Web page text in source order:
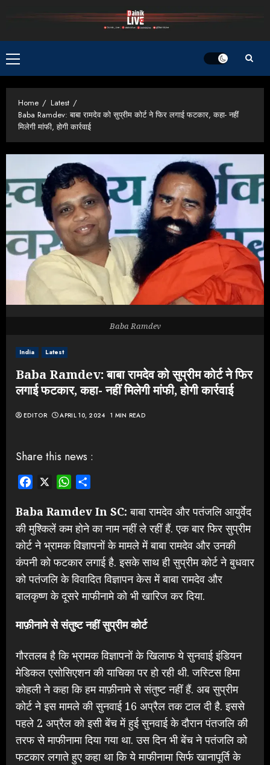
Primary
Menu
Home
Latest
Baba Ramdev: बाबा रामदेव को सुप्रीम कोर्ट ने फिर लगाई फटकार, कहा- नहीं
मिलेगी मांफी, होगी कार्रवाई
India Latest
Baba Ramdev: बाबा रामदेव को सुप्रीम कोर्ट ने फिर
लगाई फटकार, कहा- नहीं मिलेगी मांफी, होगी कार्रवाई
EDITOR APRIL 10, 2024 1 MIN READ
Baba Ramdev
Share this news :
Facebook WhatsApp
Baba Ramdev In SC:बाबा रामदेव और पतंजलि आयुर्वेद
की मुश्किलें कम होने का नाम नहीं ले रहीं हैं. एक बार फिर सुप्रीम
कोर्ट ने भ्रामक विज्ञापनों के मामले में बाबा रामदेव और उनकी
कंपनी को फटकार लगाई है. इसके साथ ही सुप्रीम कोर्ट ने बुधवार
को पतंजलि के विवादित विज्ञापन केस में बाबा रामदेव और
बालकृष्ण के दूसरे माफीनामे को भी खारिज कर दिया.
माफ़ीनामे से संतुष्ट नहीं सुप्रीम कोर्ट
गौरतलब है कि भ्रामक विज्ञापनों के खिलाफ ये सुनवाई इंडियन
मेडिकल एसोसिएशन की याचिका पर हो रही थी. जस्टिस हिमा
कोहली ने कहा कि हम माफ़ीनामे से संतुष्ट नहीं हैं. अब सुप्रीम
कोर्ट ने इस मामले की सुनवाई 16 अप्रैल तक टाल दी है. इससे
पहले 2 अप्रैल को इसी बेंच में हुई सुनवाई के दौरान पंतजलि की
तरफ से माफीनामा दिया गया था. उस दिन भी बेंच ने पतंजलि को
फटकार लगाते हुए कहा था कि ये माफीनामा सिर्फ खानापूर्ति के